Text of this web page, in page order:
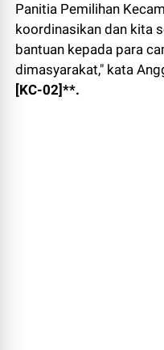
Panitia Pemilihan
koordinasikan dan kita
bantuan kepada para
dimasyarakat," kata
[KC-02]**.